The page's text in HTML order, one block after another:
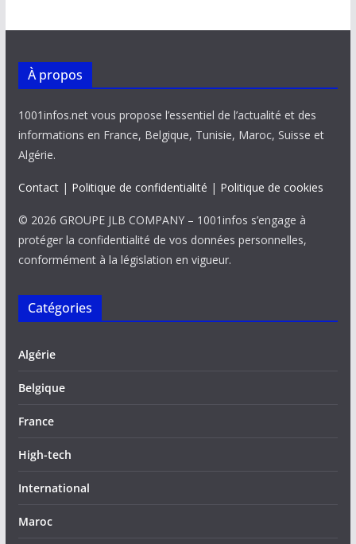
À propos
1001infos.net vous propose l’essentiel de l’actualité et des
informations en France, Belgique, Tunisie, Maroc, Suisse et
Algérie.
Contact| Politique de confidentialité | Politique de cookies
© 2026 GROUPE JLB COMPANY – 1001infos s’engage à
protéger la confidentialité de vos données personnelles,
conformément à la législation en vigueur.
Catégories
Algérie
Belgique
France
High-tech
International
Maroc